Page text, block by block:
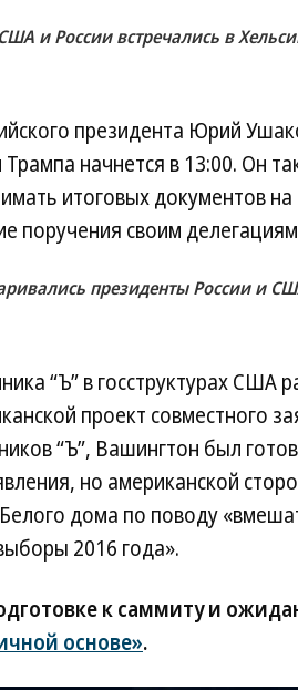
и России встречались в
президента Юрий
начнется в 13:00. Он
итоговых документов на
поручения своим
президенты России и
“Ъ” в госструктурах США
проект совместного
“Ъ”, Вашингтон был
но американской
дома по поводу
2016 года».
к саммиту и
основе».